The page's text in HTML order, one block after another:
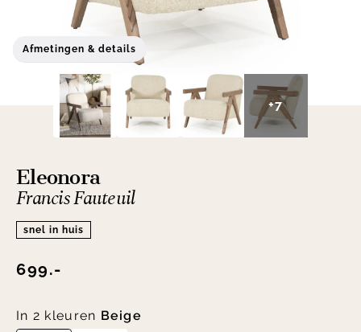
Afmetingen & details
+7
Eleonora
Francis Fauteuil
snel in huis
699.-
In 2 kleuren Beige